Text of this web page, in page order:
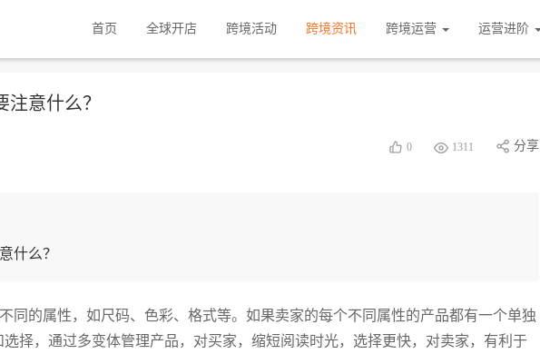
首页 全球开店 跨境活动 跨境资讯 跨境运营 运营进阶
意什么？
0 1311 分享
什么？
同的属性，如尺码、色彩、格式等。如果卖家的每个不同属性的产品都有一个单独
择，通过多变体管理产品，对买家，缩短阅读时光，选择更快，对卖家，有利于